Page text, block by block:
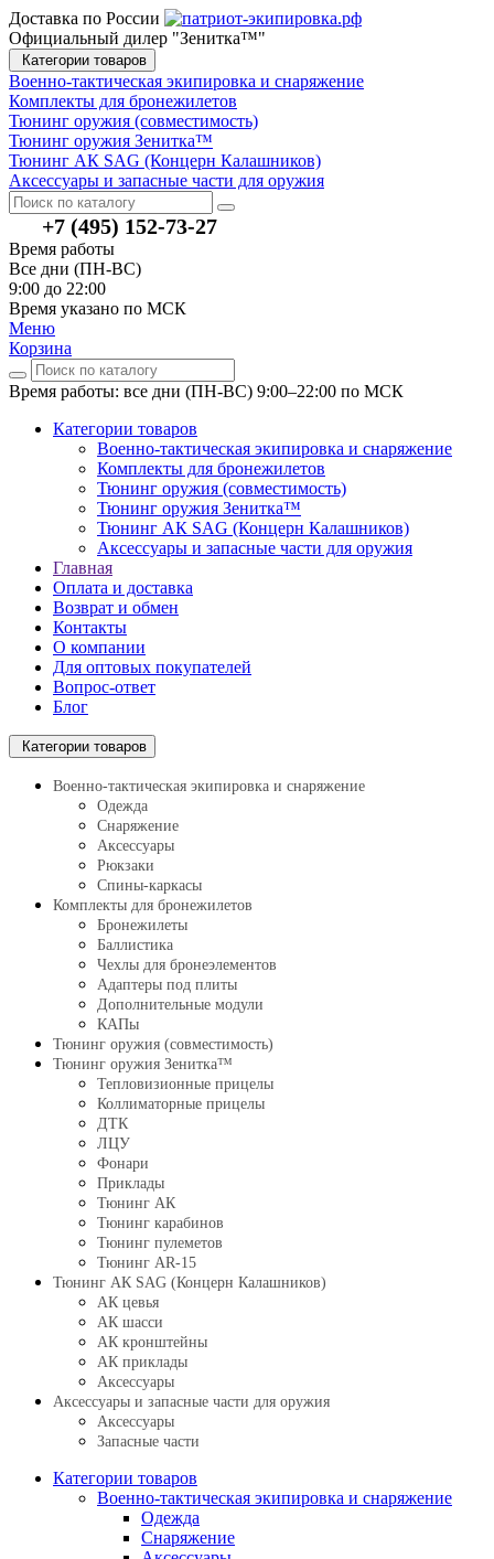
Доставка по России
Официальный дилер "Зенитка™"
Категории товаров
Военно-тактическая экипировка и снаряжение
Комплекты для бронежилетов
Тюнинг оружия (совместимость)
Тюнинг оружия Зенитка™
Тюнинг АК SAG (Концерн Калашников)
Аксессуары и запасные части для оружия
+7 (495) 152-73-27
Время работы
Все дни (ПН-ВС)
9:00 до 22:00
Время указано по МСК
Меню
Корзина
Время работы: все дни (ПН-ВС) 9:00–22:00 по МСК
Категории товаров
Военно-тактическая экипировка и снаряжение
Комплекты для бронежилетов
Тюнинг оружия (совместимость)
Тюнинг оружия Зенитка™
Тюнинг АК SAG (Концерн Калашников)
Аксессуары и запасные части для оружия
Главная
Оплата и доставка
Возврат и обмен
Контакты
О компании
Для оптовых покупателей
Вопрос-ответ
Блог
Категории товаров
Военно-тактическая экипировка и снаряжение
Одежда
Снаряжение
Аксессуары
Рюкзаки
Спины-каркасы
Комплекты для бронежилетов
Бронежилеты
Баллистика
Чехлы для бронеэлементов
Адаптеры под плиты
Дополнительные модули
КАПы
Тюнинг оружия (совместимость)
Тюнинг оружия Зенитка™
Тепловизионные прицелы
Коллиматорные прицелы
ДТК
ЛЦУ
Фонари
Приклады
Тюнинг АК
Тюнинг карабинов
Тюнинг пулеметов
Тюнинг AR-15
Тюнинг АК SAG (Концерн Калашников)
АК цевья
АК шасси
АК кронштейны
АК приклады
Аксессуары
Аксессуары и запасные части для оружия
Аксессуары
Запасные части
Категории товаров
Военно-тактическая экипировка и снаряжение
Одежда
Снаряжение